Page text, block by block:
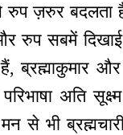
ज़रुर बदलता
रुप सबमें दिखाई
ब्रह्माकुमार
अति
से भी